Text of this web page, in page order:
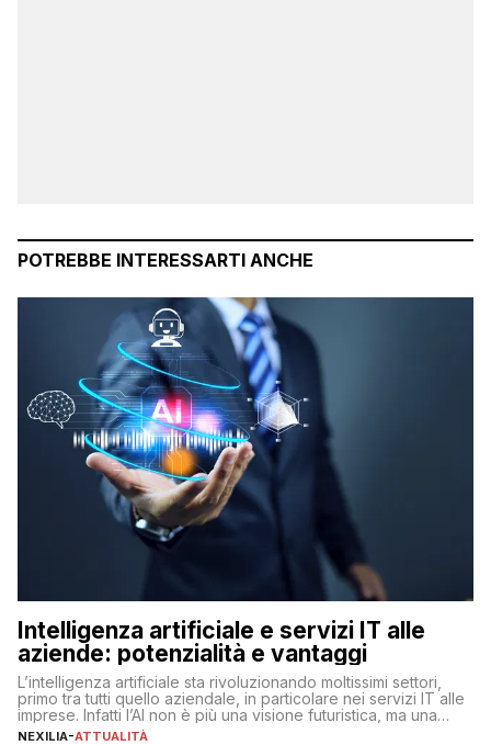
POTREBBE INTERESSARTI ANCHE
Intelligenza artificiale e servizi IT alle
aziende: potenzialità e vantaggi
L’intelligenza artificiale sta rivoluzionando moltissimi settori,
primo tra tutti quello aziendale, in particolare nei servizi IT alle
imprese. Infatti l’AI non è più una visione futuristica, ma una
realtà operativa che sta portando a un cambio significativo in
NEXILIA-ATTUALITÀ